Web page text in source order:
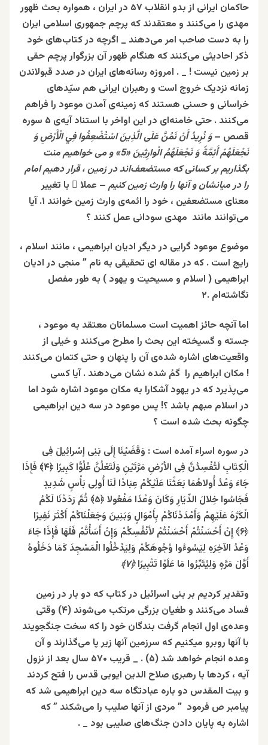
حاکمان ایرانی از بدو انقلاب ۵۷ در ایران ، همواره بحث ظهور
مهدی را می‌کنند و معتقدند که پرچم جمهوری اسلامی ایران
را به دست صاحب امر می‌دهند _ اگرچه در کتاب‌های خود
ذکر احادیثی می‌کنند که هنگام ظهور آن بزرگوار پرچم حقی
بر زمین نیست ! _ . امروزه رسانه‌های ایران در صدد قبولاندن
زمانه نزدیک خروج است و رهبران ایرانی هم سیّدهای
خراسانی و حسنی هستند که زمینه‌ی آمدن موعود را فراهم
می‌کنند . حتی خامنه‌ای در این اواخر با استناد آیه‌ی ۵ سوره
قصص –وَ نُرِيدُ أَنْ نَمُنَّ عَلَى الَّذِينَ اسْتُضْعِفُوا فِي الْأَرْضِ وَ
نَجْعَلَهُمْ أَئِمَّةً وَ نَجْعَلَهُمُ الْوارِثِينَ «5»
و می خواهیم منت
بگذاریم بر کسانی که مستضعف‌اند در زمین ، قرار دهیم امام
را در میانشان و آنها را وارث زمین کنیم– عملا ً با تغییر
معنای مستضعفین ، خود را ائمه‌ی وارث زمین خوانند ۱. آیا
می‌توانند مانند مهدی سودانی عمل کنند ؟
موضوع موعود گرایی در دیگر ادیان ابراهیمی ، مانند اسلام ،
رایج است . که در مقاله ‌ای تحقیقی به نام ” منجی در ادیان
ابراهیمی ( اسلام و مسیحیت و يهود ) به طور مفصل
نگاشته‌ام .۲
اما آنچه حائز اهمیت است مسلمانان معتقد به موعود ،
جسته و گسیخته این بحث را مطرح می‌کنند و خیلی از
واقعیت‌های اشاره شده‌ی آن را پنهان و حتی کتمان می‌کنند
! مکان ابراهیم را گمُ شده نشان می‌دهند . آیا کسی
می‌پذیرد که در یهود آشکارا به مکان موعود اشاره شود اما
در اسلام مبهم باشد ؟! پس موعود در سه دین ابراهیمی
چگونه بحث شده است ؟
در سوره اسراء آمده است : وَقَضَیْنَا‌ إِلَى‌ بَنِی‌ إسْرائِیلَ‌ فِی‌
الْکِتَابِ‌ لَتُفْسِدُنَّ ‌فِی‌ الأرْضِ‌ مَرَّتَیْنِ ‌وَلَتَعْلُنَّ‌ عُلُوًّا‌ کَبِیرًا ﴿۴﴾ فَإِذَا
‌جَاءَ ‌وَعْدُ ‌أُولاهُمَا ‌‌بَعَثْنَا‌ عَلَیْکُمْ ‌‌عِبَادًا لَنَا أُولِی‌‌ بَأْسٍ‌‌ شَدِیدٍ‌
فَجَاسُوا‌ خِلالَ‌‌ الدِّیَارِ وَکَانَ ‌وَعْدًا مَفْعُولا ﴿۵﴾ ثُمَّ‌ ‌رَدَدْنَا لَکُمُ‌
الْکَرَّهَ‌ عَلَیْهِمْ وَأَمْدَدْنَاکُمْ‌ بِأَمْوَالٍ‌ وَبَنِینَ‌ وَجَعَلْنَاکُمْ‌ أَکْثَرَ نَفِیرًا
﴿۶﴾ إِنْ ‌أَحْسَنْتُمْ‌ أَحْسَنْتُمْ‌ لأنْفُسِکُمْ وَإِنْ‌ أَسَأْتُمْ ‌فَلَهَا ‌فَإِذَا جَاءَ
وَعْدُ‌ الآخِرَهِ‌ لِیَسُوءُوا وُجُوهَکُمْ‌ وَلِیَدْخُلُوا الْمَسْجِدَ کَمَا دَخَلُوهُ‌
أَوَّلَ‌ مَرَّهٍ وَلِیُتَبِّرُوا مَا عَلَوْا‌ تَتْبِیرًا﴿٧﴾
وتقدیر‌ کردیم‌ بر بنی‌ اسرائیل‌ در کتاب‌‌ که ‌دو بار در زمین‌‌‌
فساد می‌کنند و طغیان‌‌ بزرگی‌‌ مرتکب ‌‌می‌شوند (۴) وقتی‌‌
وعده‌ی‌‌ اول‌‌ انجام‌‌ گرفت‌‌ بندگان ‌‌خود را که‌‌ سخت‌‌ جنگجویند
با آنها روبرو میکنیم ‌‌که ‌‌سرزمین‌‌ آنها زیر پا می‌گذارند و آن
‌‌وعده ‌‌انجام ‌‌خواهد شد (۵) . _ قریب
۵۷۰ سال بعد از نزول
آیه ، کردها با رهبری صلاح الدین ایوبی قدس را فتح کردند
و بیت المقدس دو باره عبادتگاه سه دین ابراهیمی شد که
پیامبر ص فرمود ” مردی از آنها صلیب را می‌شکند ” که
اشاره به پایان دادن جنگ‌های صلیبی بود _ .